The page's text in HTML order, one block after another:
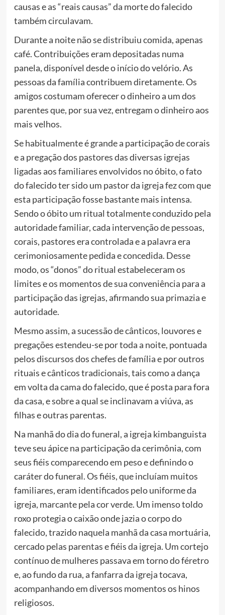
causas e as “reais causas” da morte do falecido
também circulavam.
Durante a noite não se distribuiu comida, apenas
café. Contribuições eram depositadas numa
panela, disponível desde o início do velório. As
pessoas da família contribuem diretamente. Os
amigos costumam oferecer o dinheiro a um dos
parentes que, por sua vez, entregam o dinheiro aos
mais velhos.
Se habitualmente é grande a participação de corais
e a pregação dos pastores das diversas igrejas
ligadas aos familiares envolvidos no óbito, o fato
do falecido ter sido um pastor da igreja fez com que
esta participação fosse bastante mais intensa.
Sendo o óbito um ritual totalmente conduzido pela
autoridade familiar, cada intervenção de pessoas,
corais, pastores era controlada e a palavra era
cerimoniosamente pedida e concedida. Desse
modo, os “donos” do ritual estabeleceram os
limites e os momentos de sua conveniência para a
participação das igrejas, afirmando sua primazia e
autoridade.
Mesmo assim, a sucessão de cânticos, louvores e
pregações estendeu-se por toda a noite, pontuada
pelos discursos dos chefes de família e por outros
rituais e cânticos tradicionais, tais como a dança
em volta da cama do falecido, que é posta para fora
da casa, e sobre a qual se inclinavam a viúva, as
filhas e outras parentas.
Na manhã do dia do funeral, a igreja kimbanguista
teve seu ápice na participação da cerimônia, com
seus fiéis comparecendo em peso e definindo o
caráter do funeral. Os fiéis, que incluíam muitos
familiares, eram identificados pelo uniforme da
igreja, marcante pela cor verde. Um imenso toldo
roxo protegia o caixão onde jazia o corpo do
falecido, trazido naquela manhã da casa mortuária,
cercado pelas parentas e fiéis da igreja. Um cortejo
contínuo de mulheres passava em torno do féretro
e, ao fundo da rua, a fanfarra da igreja tocava,
acompanhando em diversos momentos os hinos
religiosos.